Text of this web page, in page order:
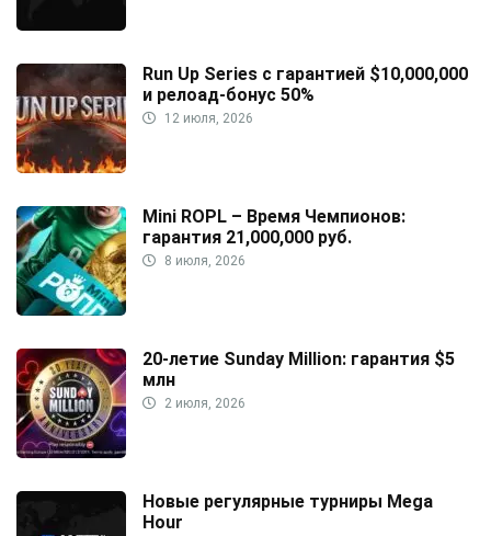
Run Up Series с гарантией $10,000,000
и релоад-бонус 50%
12 июля, 2026
Mini ROPL – Время Чемпионов:
гарантия 21,000,000 руб.
8 июля, 2026
20-летие Sunday Million: гарантия $5
млн
2 июля, 2026
Новые регулярные турниры Mega
Hour